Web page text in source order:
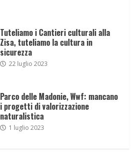
Tuteliamo i Cantieri culturali alla
Zisa, tuteliamo la cultura in
sicurezza
22 luglio 2023
Parco delle Madonie, Wwf: mancano
i progetti di valorizzazione
naturalistica
1 luglio 2023